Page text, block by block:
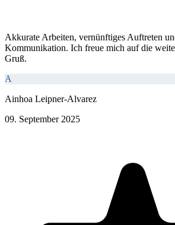
Akkurate Arbeiten, vernünftiges Auftreten
Kommunikation. Ich freue mich auf die
Gruß.
A
Ainhoa Leipner-Alvarez
09. September 2025